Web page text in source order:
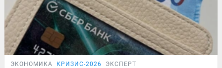
ЭКОНОМИКА КРИЗИС-2026 ЭКСПЕРТ